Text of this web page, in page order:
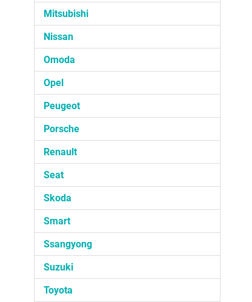
Mitsubishi
Nissan
Omoda
Opel
Peugeot
Porsche
Renault
Seat
Skoda
Smart
Ssangyong
Suzuki
Toyota